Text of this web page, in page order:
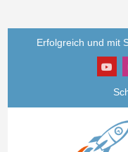
Erfolgreich und mit